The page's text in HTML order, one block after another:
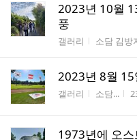
2023년 10월
풍
게시판명
갤러리 작성자
소담 김방
2023년 8월 15
게시판명
갤러리 작성자
소담...
1973년에 오